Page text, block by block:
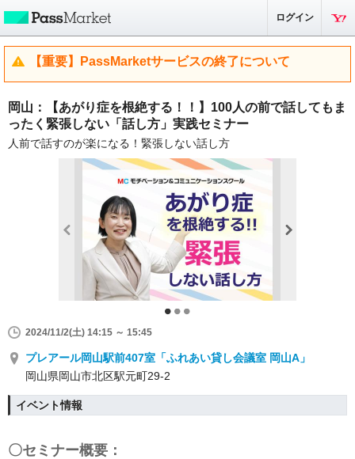
ログイン
【重要】PassMarketサービスの終了について
岡山：【あがり症を根絶する！！】100人の前で話してもま
ったく緊張しない「話し方」実践セミナー
人前で話すのが楽になる！緊張しない話し方
2024/11/2(土) 14:15 ～ 15:45
プレアール岡山駅前407室「ふれあい貸し会議室 岡山A」
岡山県岡山市北区駅元町29-2
イベント情報
〇セミナー概要：